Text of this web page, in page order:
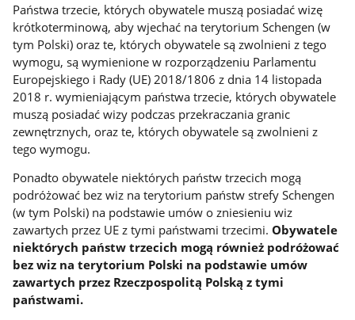
Państwa trzecie, których obywatele muszą posiadać wizę
krótkoterminową, aby wjechać na terytorium Schengen (w
tym Polski) oraz te, których obywatele są zwolnieni z tego
wymogu, są wymienione w rozporządzeniu Parlamentu
Europejskiego i Rady (UE) 2018/1806 z dnia 14 listopada
2018 r. wymieniającym państwa trzecie, których obywatele
muszą posiadać wizy podczas przekraczania granic
zewnętrznych, oraz te, których obywatele są zwolnieni z
tego wymogu.
Ponadto obywatele niektórych państw trzecich mogą
podróżować bez wiz na terytorium państw strefy Schengen
(w tym Polski) na podstawie umów o zniesieniu wiz
zawartych przez UE z tymi państwami trzecimi. Obywatele
niektórych państw trzecich mogą również podróżować
bez wiz na terytorium Polski na podstawie umów
zawartych przez Rzeczpospolitą Polską z tymi
państwami.